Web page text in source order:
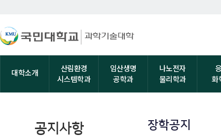
대학소개
산림환경
시스템학과
임산생명
공학과
나노전자
물리학과
화
공지사항 장학공지